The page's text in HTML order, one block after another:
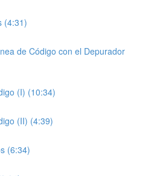
(4:31)
de Código con el Depurador
(I) (10:34)
(II) (4:39)
(6:34)